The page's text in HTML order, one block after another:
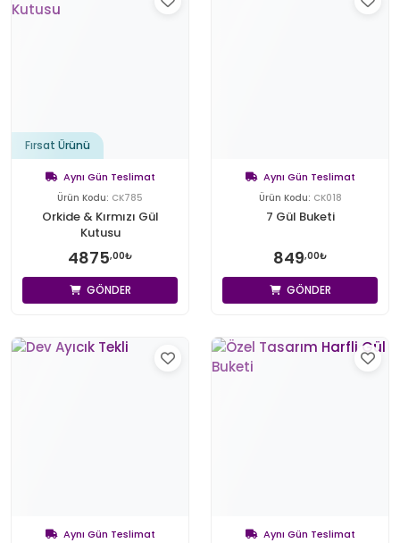
Fırsat Ürünü
Aynı Gün Teslimat
Ürün Kodu: CK785
Orkide & Kırmızı Gül
Kutusu
4875,00₺
GÖNDER
Aynı Gün Teslimat
Ürün Kodu: CK018
7 Gül Buketi
849,00₺
GÖNDER
Aynı Gün Teslimat Aynı Gün Teslimat